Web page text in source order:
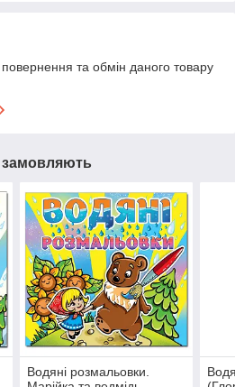
та обмін даного товару
Водяні розмальовки.